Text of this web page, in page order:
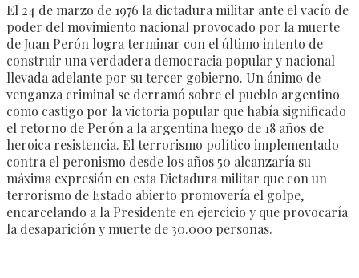
El 24 de marzo de 1976 la dictadura militar ante el vacío de
poder del movimiento nacional provocado por la muerte
de Juan Perón logra terminar con el último intento de
construir una verdadera democracia popular y nacional
llevada adelante por su tercer gobierno. Un ánimo de
venganza criminal se derramó sobre el pueblo argentino
como castigo por la victoria popular que había significado
el retorno de Perón a la argentina luego de 18 años de
heroica resistencia. El terrorismo político implementado
contra el peronismo desde los años 50 alcanzaría su
máxima expresión en esta Dictadura militar que con un
terrorismo de Estado abierto promovería el golpe,
encarcelando a la Presidente en ejercicio y que provocaría
la desaparición y muerte de 30.000 personas.